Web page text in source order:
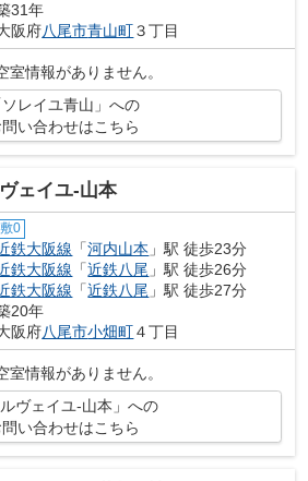
31年
阪府八尾市青山町３丁目
室情報がありません。
ソレイユ青山」への
問い合わせはこちら
ェイユ-山本
敷0
鉄大阪線 「河内山本 」駅 徒歩23分
鉄大阪線 「近鉄八尾 」駅 徒歩26分
鉄大阪線 「近鉄八尾 」駅 徒歩27分
20年
阪府八尾市小畑町４丁目
室情報がありません。
ルヴェイユ-山本」への
問い合わせはこちら